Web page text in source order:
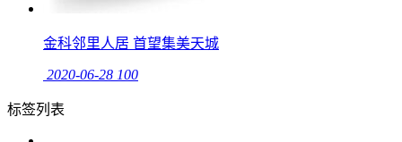
金科邻里人居 首望集美天城
2020-06-28 100
标签列表